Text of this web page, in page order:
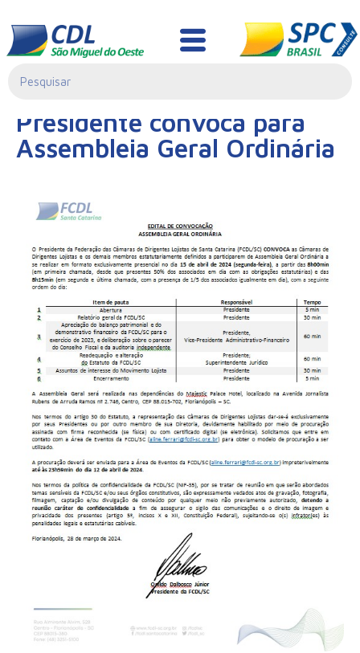
Notícias
Presidente convoca para
Assembleia Geral Ordinária